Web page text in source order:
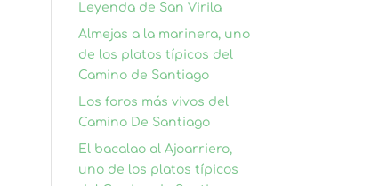
Leyenda de San Virila
Almejas a la marinera, uno
de los platos típicos del
Camino de Santiago
Los foros más vivos del
Camino De Santiago
El bacalao al Ajoarriero,
uno de los platos típicos